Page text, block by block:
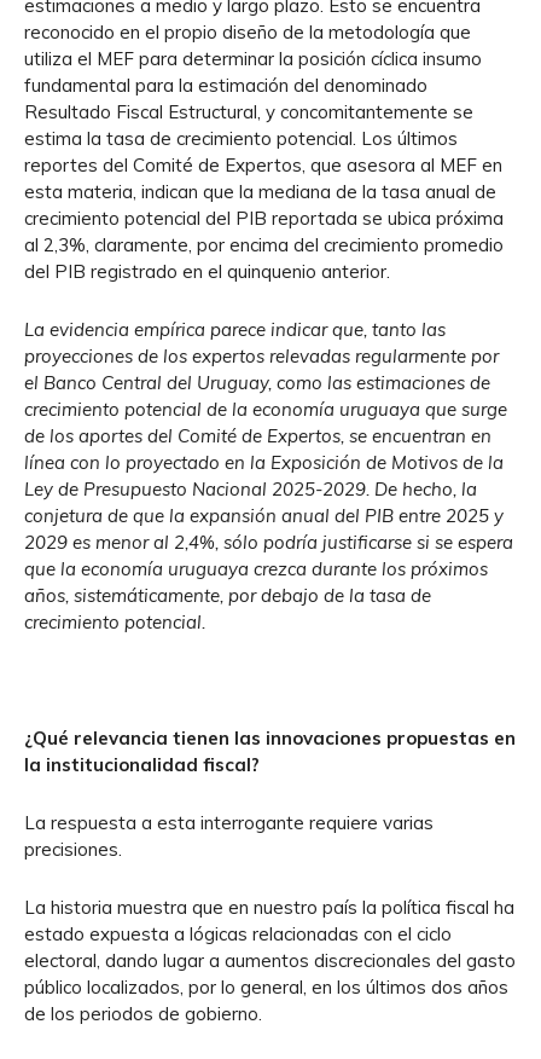
estimaciones a medio y largo plazo. Esto se encuentra
reconocido en el propio diseño de la metodología que
utiliza el MEF para determinar la posición cíclica insumo
fundamental para la estimación del denominado
Resultado Fiscal Estructural, y concomitantemente se
estima la tasa de crecimiento potencial. Los últimos
reportes del Comité de Expertos, que asesora al MEF en
esta materia, indican que la mediana de la tasa anual de
crecimiento potencial del PIB reportada se ubica próxima
al 2,3%, claramente, por encima del crecimiento promedio
del PIB registrado en el quinquenio anterior.
La evidencia empírica parece indicar que, tanto las
proyecciones de los expertos relevadas regularmente por
el Banco Central del Uruguay, como las estimaciones de
crecimiento potencial de la economía uruguaya que surge
de los aportes del Comité de Expertos, se encuentran en
línea con lo proyectado en la Exposición de Motivos de la
Ley de Presupuesto Nacional 2025-2029. De hecho, la
conjetura de que la expansión anual del PIB entre 2025 y
2029 es menor al 2,4%, sólo podría justificarse si se espera
que la economía uruguaya crezca durante los próximos
años, sistemáticamente, por debajo de la tasa de
crecimiento potencial.
¿Qué relevancia tienen las innovaciones propuestas en
la institucionalidad fiscal?
La respuesta a esta interrogante requiere varias
precisiones.
La historia muestra que en nuestro país la política fiscal ha
estado expuesta a lógicas relacionadas con el ciclo
electoral, dando lugar a aumentos discrecionales del gasto
público localizados, por lo general, en los últimos dos años
de los periodos de gobierno.